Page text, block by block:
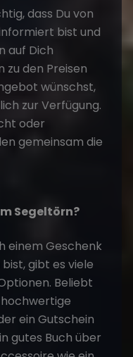
dass Du von
bist und
auf Dich
zu den Preisen
wünschst,
zur Verfügung.
oder
gemeinsam die
Segeltörn?
einem Geschenk
gibt es viele
Beliebt
ein Gutschein
gutes Buch über